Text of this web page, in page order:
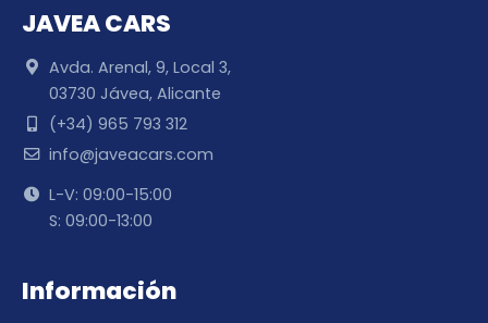
JAVEA CARS
Avda. Arenal, 9, Local 3,
03730 Jávea, Alicante
(+34) 965 793 312
info@javeacars.com
L-V: 09:00-15:00
S: 09:00-13:00
Información